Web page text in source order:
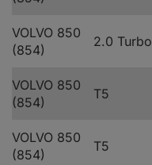
VOLVO 850
(854)
2.0 Turbo
VOLVO 850
(854)
T5
VOLVO 850
(854)
T5